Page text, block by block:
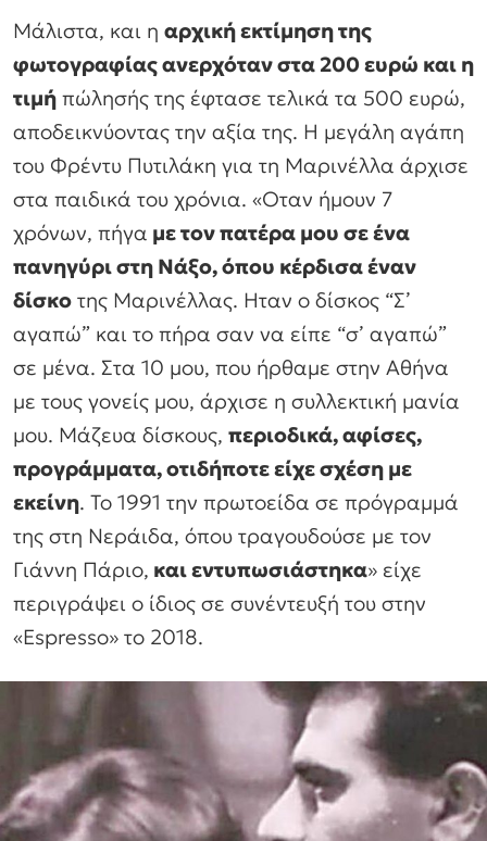
Μάλιστα, και η αρχική εκτίμηση της
φωτογραφίας ανερχόταν στα 200 ευρώ και η
τιμή πώλησής της έφτασε τελικά τα 500 ευρώ,
αποδεικνύοντας την αξία της. Η μεγάλη αγάπη
του Φρέντυ Πυτιλάκη για τη Μαρινέλλα άρχισε
στα παιδικά του χρόνια. «Οταν ήμουν 7
χρόνων, πήγα με τον πατέρα μου σε ένα
πανηγύρι στη Νάξο, όπου κέρδισα έναν
δίσκο της Μαρινέλλας. Ηταν ο δίσκος “Σ’
αγαπώ” και το πήρα σαν να είπε “σ’ αγαπώ”
σε μένα. Στα 10 μου, που ήρθαμε στην Αθήνα
με τους γονείς μου, άρχισε η συλλεκτική μανία
μου. Μάζευα δίσκους, περιοδικά, αφίσες,
προγράμματα, οτιδήποτε είχε σχέση με
εκείνη. Το 1991 την πρωτοείδα σε πρόγραμμά
της στη Νεράιδα, όπου τραγουδούσε με τον
Γιάννη Πάριο, και εντυπωσιάστηκα» είχε
περιγράψει ο ίδιος σε συνέντευξή του στην
«Espresso» το 2018.